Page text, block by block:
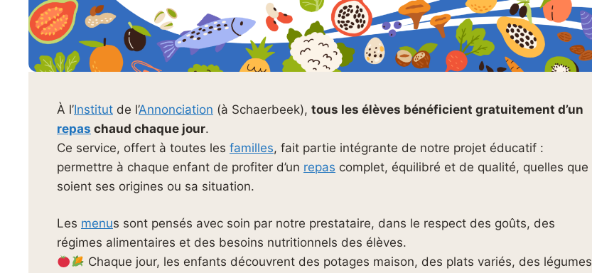
À l’Institut de l’Annonciation (à Schaerbeek), tous les élèves bénéficient gratuitement d’un
repas chaud chaque jour.
Ce service, offert à toutes les familles, fait partie intégrante de notre projet éducatif :
permettre à chaque enfant de profiter d’un repas complet, équilibré et de qualité, quelles que
soient ses origines ou sa situation.
Les menus sont pensés avec soin par notre prestataire, dans le respect des goûts, des
régimes alimentaires et des besoins nutritionnels des élèves.
Chaque jour, les enfants découvrent des potages maison, des plats variés, des légumes